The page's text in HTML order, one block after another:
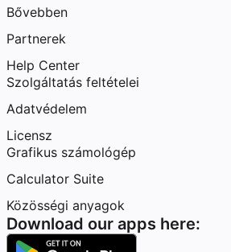
Bővebben
Partnerek
Help Center
Szolgáltatás feltételei
Adatvédelem
Licensz
Grafikus számológép
Calculator Suite
Közösségi anyagok
Download our apps here: